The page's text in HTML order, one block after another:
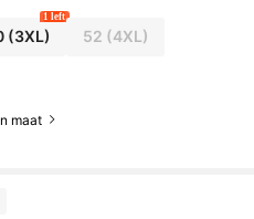
(3XL)
1 left
52 (4XL)
maat